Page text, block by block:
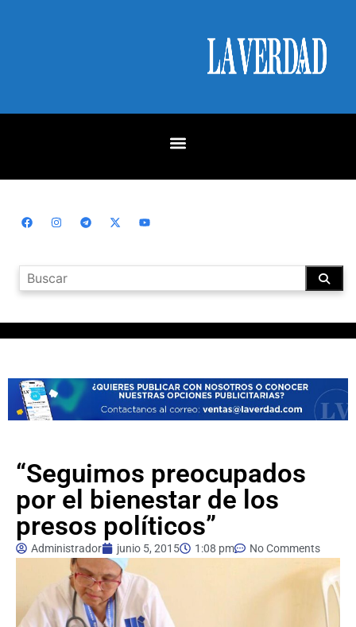
“Seguimos preocupados
por el bienestar de los
presos políticos”
Administrador junio 5, 2015 1:08 pm No Comments